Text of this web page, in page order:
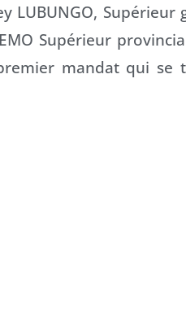
LUBUNGO,
Supérieur
mandat qui se